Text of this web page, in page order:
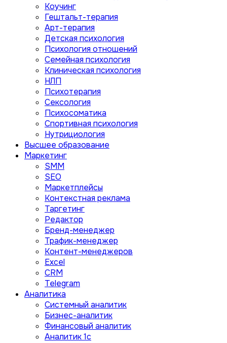
Коучинг
Гештальт-терапия
Арт-терапия
Детская психология
Психология отношений
Семейная психология
Клиническая психология
НЛП
Психотерапия
Сексология
Психосоматика
Спортивная психология
Нутрициология
Высшее образование
Маркетинг
SMM
SEO
Маркетплейсы
Контекстная реклама
Таргетинг
Редактор
Бренд-менеджер
Трафик-менеджер
Контент-менеджеров
Excel
CRM
Telegram
Аналитика
Системный аналитик
Бизнес-аналитик
Финансовый аналитик
Aналитик 1с